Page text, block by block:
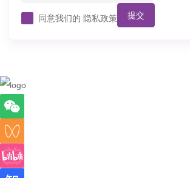
同意我们的 隐私政策 提交